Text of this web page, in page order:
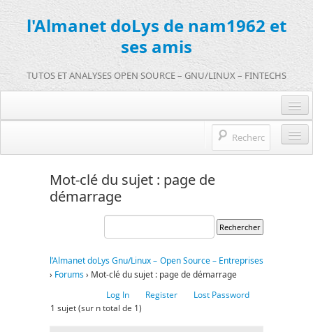
l'Almanet doLys de nam1962 et
ses amis
TUTOS ET ANALYSES OPEN SOURCE – GNU/LINUX – FINTECHS
Je m’inscris sur doLys !
Une question ? Hop !
Open source et entreprises
Mot-clé du sujet : page de
démarrage
l’Almanet doLys Gnu/Linux – Open Source – Entreprises
› Forums› Mot-clé du sujet : page de démarrage
Log In
Register
Lost Password
1 sujet (sur n total de 1)